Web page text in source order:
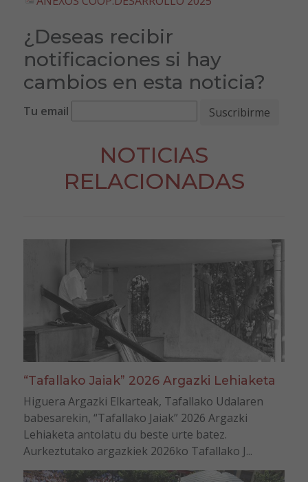
¿Deseas recibir
notificaciones si hay
cambios en esta noticia?
Tu email
NOTICIAS
RELACIONADAS
“Tafallako Jaiak” 2026 Argazki Lehiaketa
Higuera Argazki Elkarteak, Tafallako Udalaren
babesarekin, “Tafallako Jaiak” 2026 Argazki
Lehiaketa antolatu du beste urte batez.
Aurkeztutako argazkiek 2026ko Tafallako J...